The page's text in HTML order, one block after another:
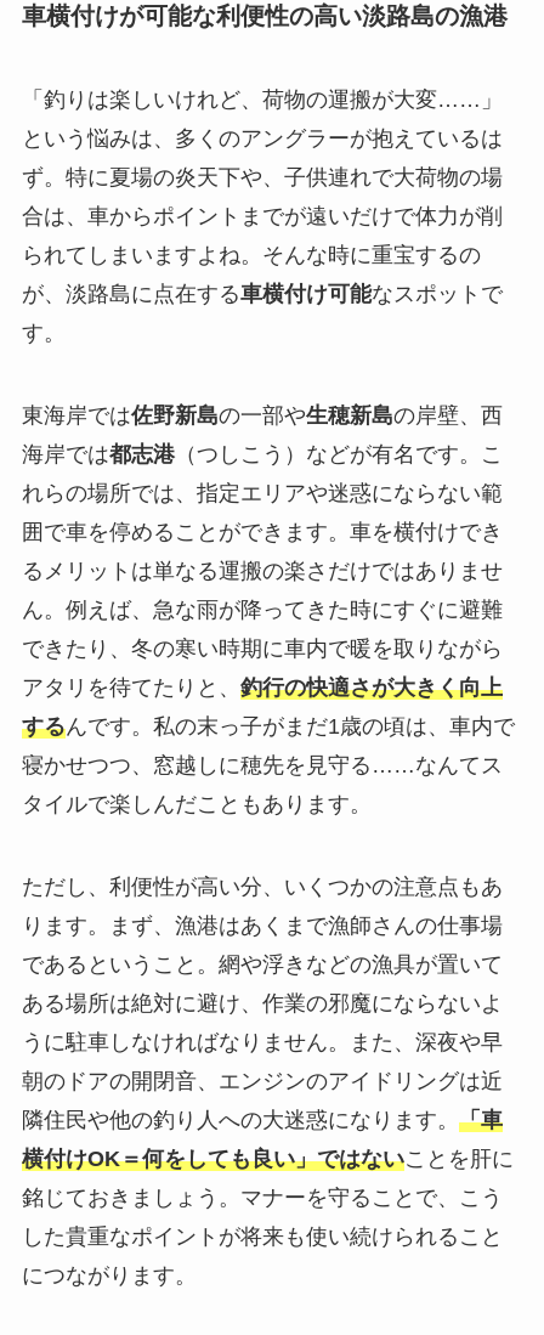
車横付けが可能な利便性の高い淡路島の漁港
「釣りは楽しいけれど、荷物の運搬が大変……」
という悩みは、多くのアングラーが抱えているは
ず。特に夏場の炎天下や、子供連れで大荷物の場
合は、車からポイントまでが遠いだけで体力が削
られてしまいますよね。そんな時に重宝するの
が、淡路島に点在する車横付け可能なスポットで
す。
東海岸では佐野新島の一部や生穂新島の岸壁、西
海岸では都志港（つしこう）などが有名です。こ
れらの場所では、指定エリアや迷惑にならない範
囲で車を停めることができます。車を横付けでき
るメリットは単なる運搬の楽さだけではありませ
ん。例えば、急な雨が降ってきた時にすぐに避難
できたり、冬の寒い時期に車内で暖を取りながら
アタリを待てたりと、 釣行の快適さが大きく向上
するんです。私の末っ子がまだ1歳の頃は、車内で
寝かせつつ、窓越しに穂先を見守る……なんてス
タイルで楽しんだこともあります。
ただし、利便性が高い分、いくつかの注意点もあ
ります。まず、漁港はあくまで漁師さんの仕事場
であるということ。網や浮きなどの漁具が置いて
ある場所は絶対に避け、作業の邪魔にならないよ
うに駐車しなければなりません。また、深夜や早
朝のドアの開閉音、エンジンのアイドリングは近
隣住民や他の釣り人への大迷惑になります。 「車
横付けOK＝何をしても良い」ではないことを肝に
銘じておきましょう。マナーを守ることで、こう
した貴重なポイントが将来も使い続けられること
につながります。